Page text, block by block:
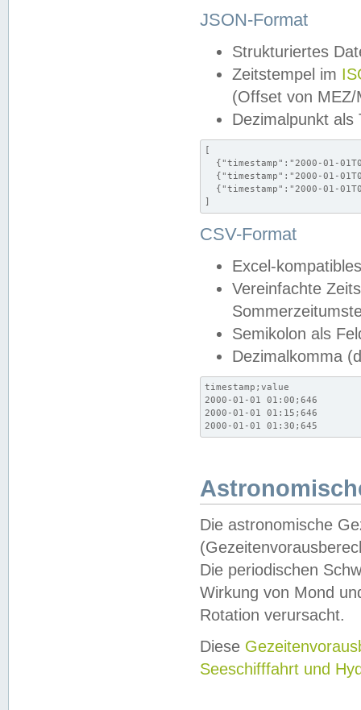
JSON-Format
Strukturiertes
Zeitstempel im
(Offset von MEZ/
Dezimalpunkt als
[
{"timestamp":"2000-01-
{"timestamp":"2000-01-
{"timestamp":"2000-01-
]
CSV-Format
Excel-
Vereinfachte
Semikolon als
Dezimalkomma
timestamp;value
2000-01-01 01:00;646
2000-01-01 01:15;646
2000-01-01 01:30;645
Die astronomische
Die periodischen
Wirkung von Mond
Rotation verursacht.
Diese
Seeschifffahrt und